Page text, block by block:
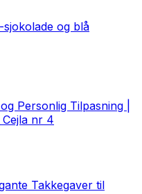
og blå
Personlig Tilpasning |
nr 4
Takkegaver til